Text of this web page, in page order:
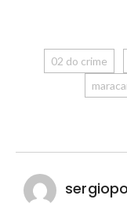
02 do crime